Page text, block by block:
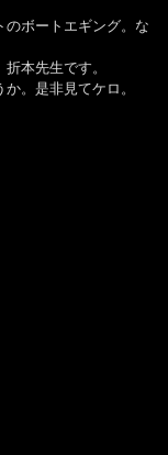
のボートエギング。な
本先生です。
。是非見てケロ。